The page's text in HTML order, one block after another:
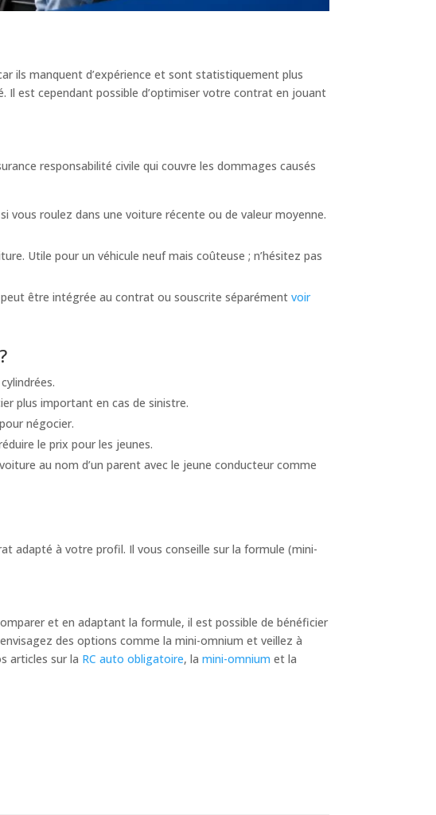
ils manquent d’expérience et sont statistiquement plus
Il est cependant possible d’optimiser votre contrat en jouant
responsabilité civile qui couvre les dommages causés
vous roulez dans une voiture récente ou de valeur moyenne.
Utile pour un véhicule neuf mais coûteuse ; n’hésitez pas
être intégrée au contrat ou souscrite séparémentvoir
plus important en cas de sinistre.
pour négocier.
le prix pour les jeunes.
au nom d’un parent avec le jeune conducteur comme
adapté à votre profil. Il vous conseille sur la formule (mini-
et en adaptant la formule, il est possible de bénéficier
des options comme la mini-omnium et veillez à
articles sur la RC auto obligatoire, lamini-omnium et la